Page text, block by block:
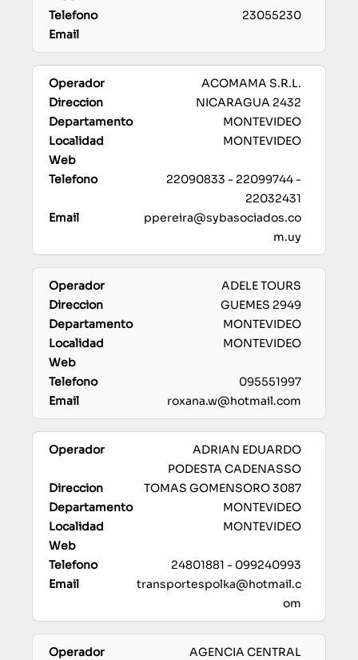
23055230
ACOMAMA S.R.L.
NICARAGUA 2432
MONTEVIDEO
MONTEVIDEO
22090833 - 22099744 -
22032431
ppereira@sybasociados.co
m.uy
ADELE TOURS
GUEMES 2949
MONTEVIDEO
MONTEVIDEO
095551997
roxana.w@hotmail.com
ADRIAN EDUARDO
PODESTA CADENASSO
TOMAS GOMENSORO 3087
MONTEVIDEO
MONTEVIDEO
24801881 - 099240993
transportespolka@hotmail.c
om
AGENCIA CENTRAL